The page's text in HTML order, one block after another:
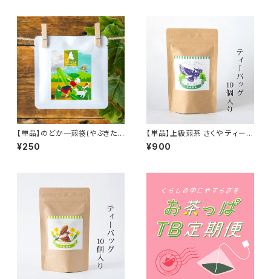
【単品】のどか一煎袋(やぶきたテ
ィーバッグ2個入り)／ささら屋の
お茶を手軽におためし！
¥250
【単品】上級煎茶 さくや ティーバ
ッグ(10個パック)／手土産にも
ぴったり！簡単手軽に本格狭山
¥900